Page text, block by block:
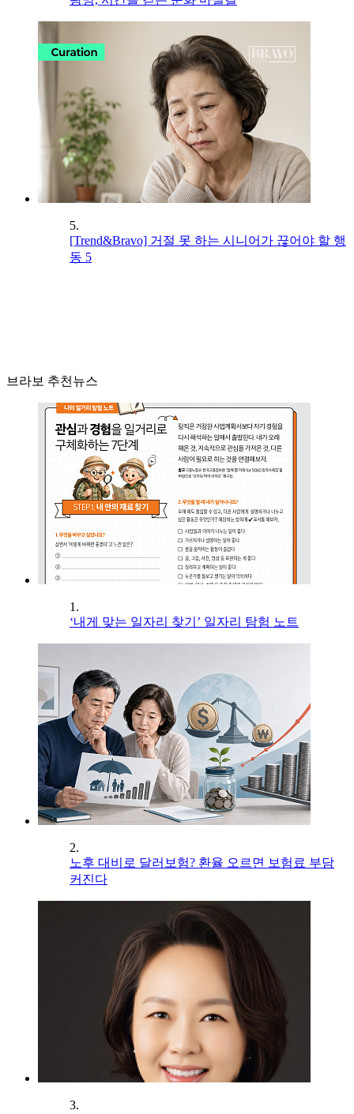
5.
[Trend&Bravo] 거절 못 하는 시니어가 끊어야 할 행
동 5
브라보 추천뉴스
1.
‘내게 맞는 일자리 찾기’ 일자리 탐험 노트
2.
노후 대비로 달러보험? 환율 오르면 보험료 부담
커진다
3.